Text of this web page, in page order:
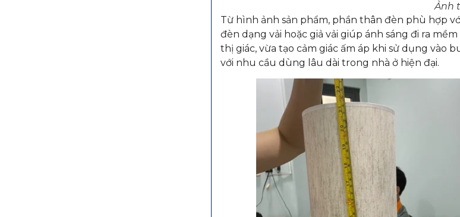
Ảnh
Từ hình ảnh sản phẩm, phần thân đèn phù hợp
đèn dạng vải hoặc giả vải giúp ánh sáng đi ra
thị giác, vừa tạo cảm giác ấm áp khi sử dụng vào
với nhu cầu dùng lâu dài trong nhà ở hiện đại.